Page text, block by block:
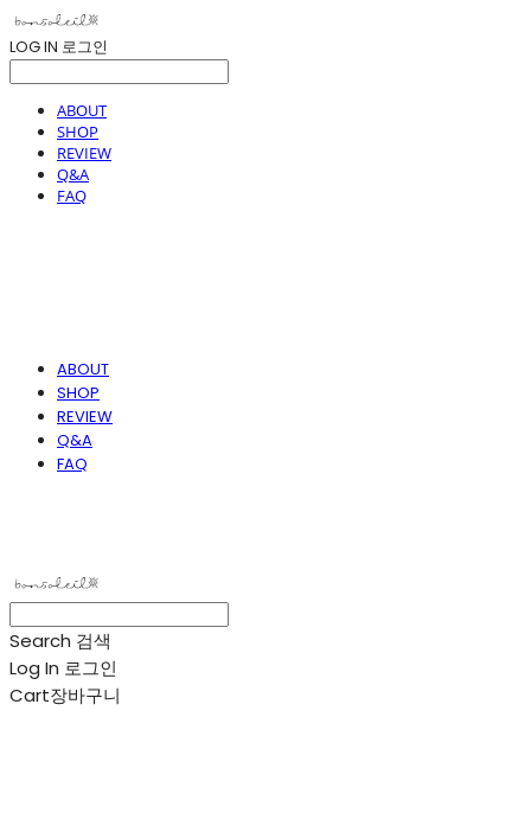
LOG IN 로그인
ABOUT
SHOP
REVIEW
Q&A
FAQ
ABOUT
SHOP
REVIEW
Q&A
FAQ
Search 검색
Log In 로그인
Cart장바구니